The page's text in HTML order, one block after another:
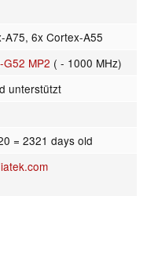
A75, 6x Cortex-A55
G52 MP2 ( - 1000 MHz)
unterstützt
= 2321 days old